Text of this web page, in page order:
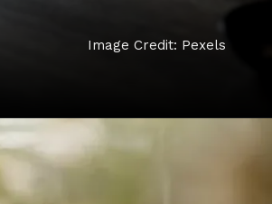
Image Credit: Pexels